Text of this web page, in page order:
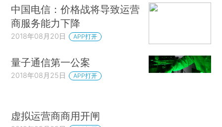
中国电信：价格战将导致运营
商服务能力下降
2018年08月20日 APP打开
量子通信第一公案
2018年08月25日 APP打开
虚拟运营商商用开闸